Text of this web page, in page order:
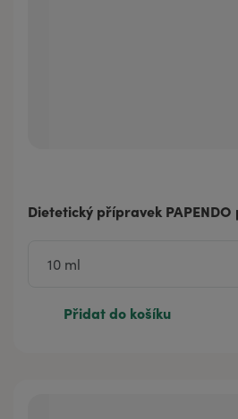
Dietetický přípravek
Přidat do košíku